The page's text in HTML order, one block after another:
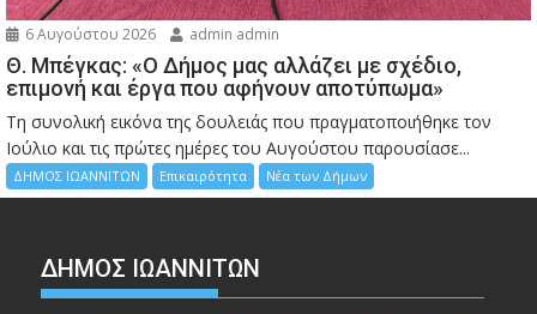
6 Αυγούστου 2026 admin admin
Θ. Μπέγκας: «Ο Δήμος μας αλλάζει με σχέδιο,
επιμονή και έργα που αφήνουν αποτύπωμα»
Τη συνολική εικόνα της δουλειάς που πραγματοποιήθηκε τον
Ιούλιο και τις πρώτες ημέρες του Αυγούστου παρουσίασε...
ΔΗΜΟΣ ΙΩΑΝΝΙΤΩΝ Επικαιρότητα Νέα των Δήμων
ΔΗΜΟΣ ΙΩΑΝΝΙΤΩΝ